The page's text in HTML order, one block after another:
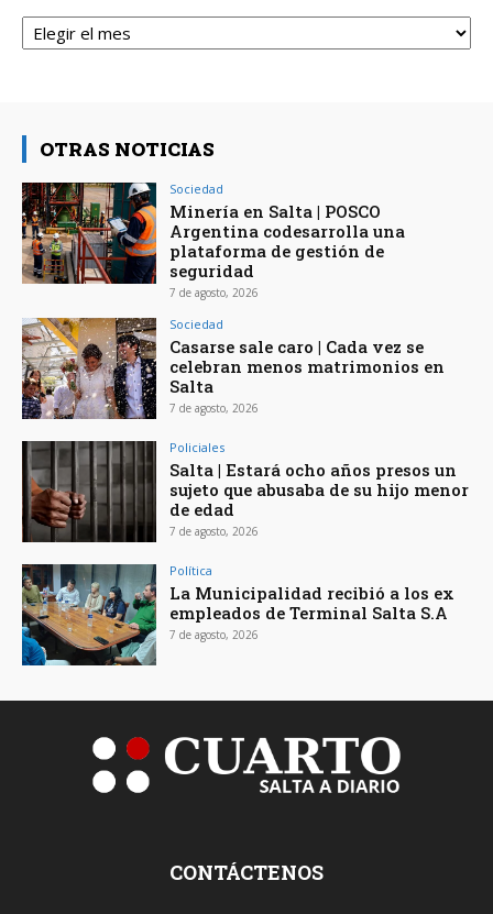
Archivos
OTRAS NOTICIAS
Sociedad
Minería en Salta | POSCO
Argentina codesarrolla una
plataforma de gestión de
seguridad
7 de agosto, 2026
Sociedad
Casarse sale caro | Cada vez se
celebran menos matrimonios en
Salta
7 de agosto, 2026
Policiales
Salta | Estará ocho años presos un
sujeto que abusaba de su hijo menor
de edad
7 de agosto, 2026
Política
La Municipalidad recibió a los ex
empleados de Terminal Salta S.A
7 de agosto, 2026
CONTÁCTENOS